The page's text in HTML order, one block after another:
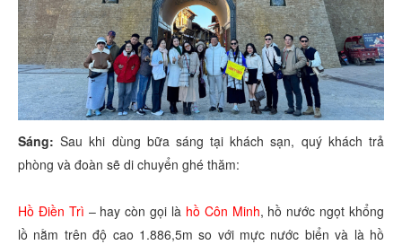
Sáng: Sau khi dùng bữa sáng tại khách sạn, quý khách trả
phòng và đoàn sẽ di chuyển ghé thăm:
Hồ Điền Trì – hay còn gọi là hồ Côn Minh, hồ nước ngọt khổng
lồ nằm trên độ cao 1.886,5m so với mực nước biển và là hồ